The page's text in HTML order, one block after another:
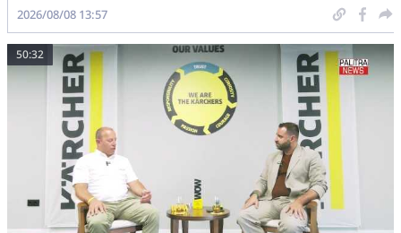
2026/08/08 13:57
50:32